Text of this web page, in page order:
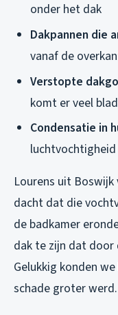
onder het dak
Dakpannen die
vanaf de
Verstopte
komt er veel
Condensatie in
Lourens uit
dacht dat die
de badkamer
dak te zijn dat door
Gelukkig konden
schade groter werd.